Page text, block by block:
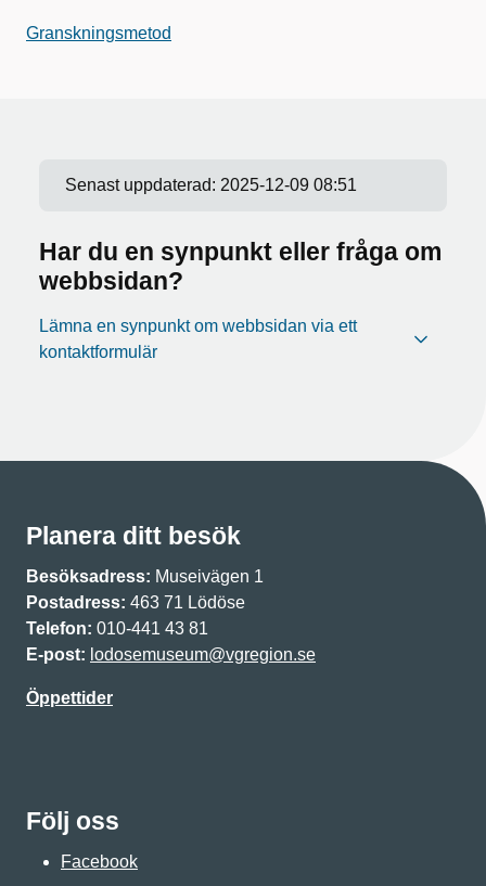
Granskningsmetod
Senast uppdaterad: 2025-12-09 08:51
Har du en synpunkt eller fråga om
webbsidan?
Lämna en synpunkt om webbsidan via ett
kontaktformulär
Planera ditt besök
Besöksadress: Museivägen 1
Postadress: 463 71 Lödöse
Telefon: 010-441 43 81
E-post: lodosemuseum@vgregion.se
Öppettider
Följ oss
Facebook